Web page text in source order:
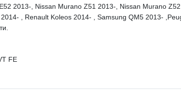
2013-, Nissan Murano Z51 2013-, Nissan Murano
, Renault Koleos 2014- , Samsung QM5 2013-
FE